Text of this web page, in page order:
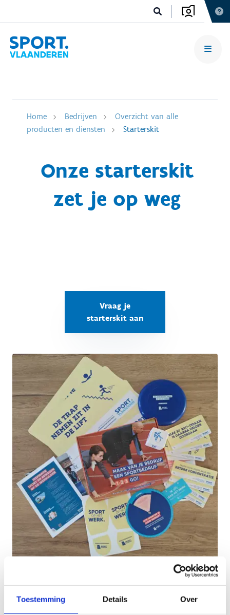
Toestemming Details Over
Home Bedrijven
Overzicht van alle
producten en diensten
Starterskit
Onze starterskit
zet je op weg
Vraag je
starterskit aan
De eerste stap richting Sportbedrijf zet je